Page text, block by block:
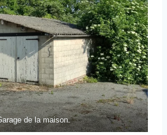
de la maison.